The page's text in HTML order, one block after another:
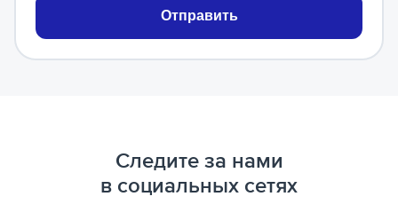
Отправить
Следите за нами
в социальных сетях